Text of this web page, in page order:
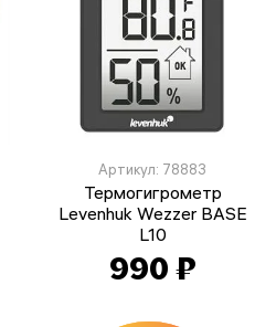
Артикул: 78883
Термогигрометр
Levenhuk Wezzer BASE
L10
990 ₽